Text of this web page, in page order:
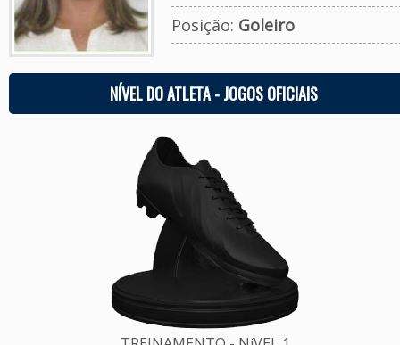
Posição: Goleiro
NÍVEL DO ATLETA - JOGOS OFICIAIS